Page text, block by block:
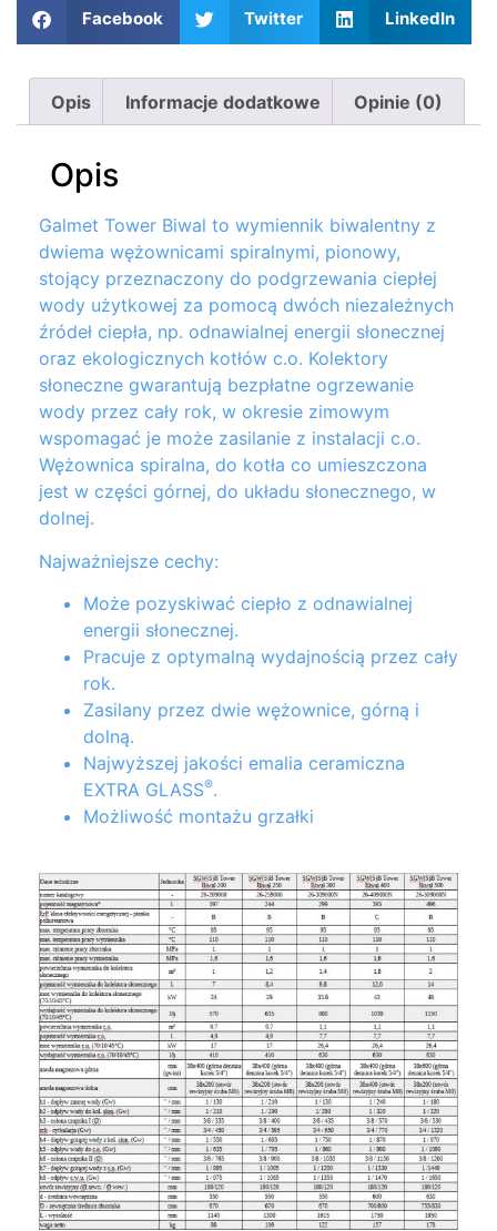
Facebook Twitter LinkedIn
Opis Informacje dodatkowe Opinie (0)
Opis
Galmet Tower Biwal to wymiennik biwalentny z
dwiema wężownicami spiralnymi, pionowy,
stojący przeznaczony do podgrzewania ciepłej
wody użytkowej za pomocą dwóch niezależnych
źródeł ciepła, np. odnawialnej energii słonecznej
oraz ekologicznych kotłów c.o. Kolektory
słoneczne gwarantują bezpłatne ogrzewanie
wody przez cały rok, w okresie zimowym
wspomagać je może zasilanie z instalacji c.o.
Wężownica spiralna, do kotła co umieszczona
jest w części górnej, do układu słonecznego, w
dolnej.
Najważniejsze cechy:
Może pozyskiwać ciepło z odnawialnej
energii słonecznej.
Pracuje z optymalną wydajnością przez cały
rok.
Zasilany przez dwie wężownice, górną i
dolną.
Najwyższej jakości emalia ceramiczna
EXTRA GLASS®.
Możliwość montażu grzałki